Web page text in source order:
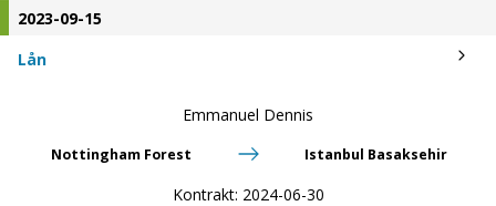
2023-09-15
Lån
Emmanuel Dennis
Nottingham Forest Istanbul Basaksehir
Kontrakt: 2024-06-30